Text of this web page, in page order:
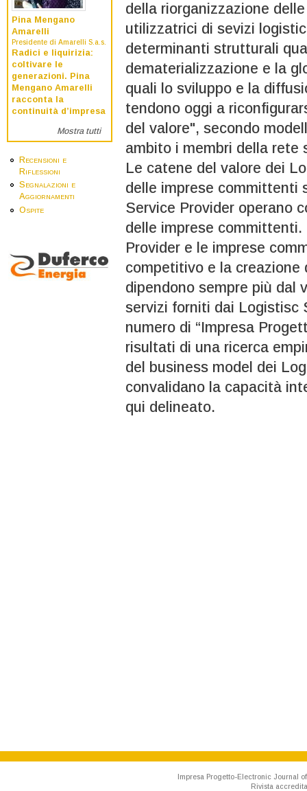
Pina Mengano
Amarelli
Presidente di Amarelli S.a.s.
Radici e liquirizia:
coltivare le
generazioni. Pina
Mengano Amarelli
racconta la
continuità d’impresa
Mostra tutti
Recensioni e
Riflessioni
Segnalazioni e
Aggiornamenti
Ospite
della riorganizzazione
utilizzatrici di sevizi
determinanti strutturali
dematerializzazione e la
quali lo sviluppo e la
tendono oggi a
del valore", secondo
ambito i membri della rete
Le catene del valore dei
delle imprese committenti
Service Provider operano
delle imprese
Provider e le imprese
competitivo e la creazione
dipendono sempre più dal
servizi forniti dai Logistisc
numero di “Impresa
risultati di una ricerca
del business model dei
convalidano la capacità
qui delineato.
Impresa Progetto-Electronic Journal
Rivista